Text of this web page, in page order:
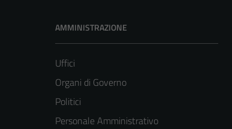
AMMINISTRAZIONE
Uffici
Organi di Governo
Politici
Personale Amministrativo